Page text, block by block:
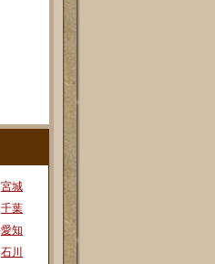
宮城
千葉
愛知
石川